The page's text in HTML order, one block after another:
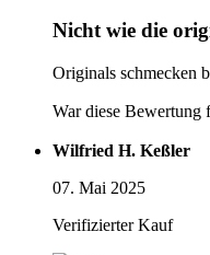
Nicht wie die
Originals schmecken
War diese Bewertung
Wilfried H. Keßler
07. Mai 2025
Verifizierter Kauf